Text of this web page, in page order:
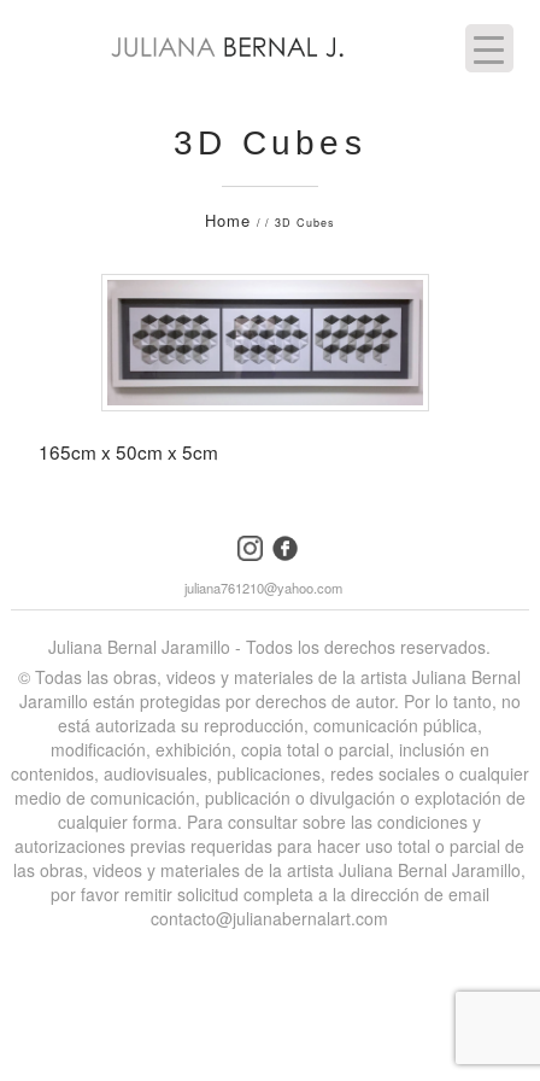
3D Cubes
Home / / 3D Cubes
165cm x 50cm x 5cm
instagramfacebook
juliana761210@yahoo.com
Juliana Bernal Jaramillo - Todos los derechos reservados.
©️ Todas las obras, videos y materiales de la artista Juliana Bernal
Jaramillo están protegidas por derechos de autor. Por lo tanto, no
está autorizada su reproducción, comunicación pública,
modificación, exhibición, copia total o parcial, inclusión en
contenidos, audiovisuales, publicaciones, redes sociales o cualquier
medio de comunicación, publicación o divulgación o explotación de
cualquier forma. Para consultar sobre las condiciones y
autorizaciones previas requeridas para hacer uso total o parcial de
las obras, videos y materiales de la artista Juliana Bernal Jaramillo,
por favor remitir solicitud completa a la dirección de email
contacto@julianabernalart.com